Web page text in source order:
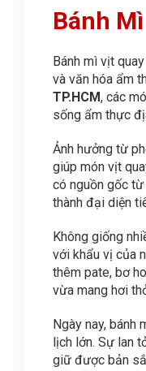
Bánh
Bánh mì vịt
và văn hóa ẩm
TP.HCM, các
sống ẩm thực
Ảnh hưởng từ
giúp món vịt
có nguồn gốc
thành đại diện
Không giống
với khẩu vị của
thêm pate, bơ
vừa mang hơi
Ngày nay, bánh
lịch lớn. Sự lan
giữ được bản